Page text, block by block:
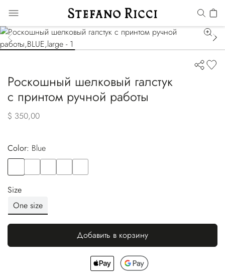
Роскошный шелковый галстук
с принтом ручной работы
$ 350,00
Color:
blue
Size
One size
Добавить в корзину